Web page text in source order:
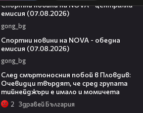
Спортни новини на NOVA - централна
емисия (07.08.2026)
gong_bg
Спортни новини на NOVA - обедна
емисия (07.08.2026)
gong_bg
След смъртоносния побой в Пловдив:
Очевидци твърдят, че сред групата
тийнейджъри е имало и момичета
2 Здравей България